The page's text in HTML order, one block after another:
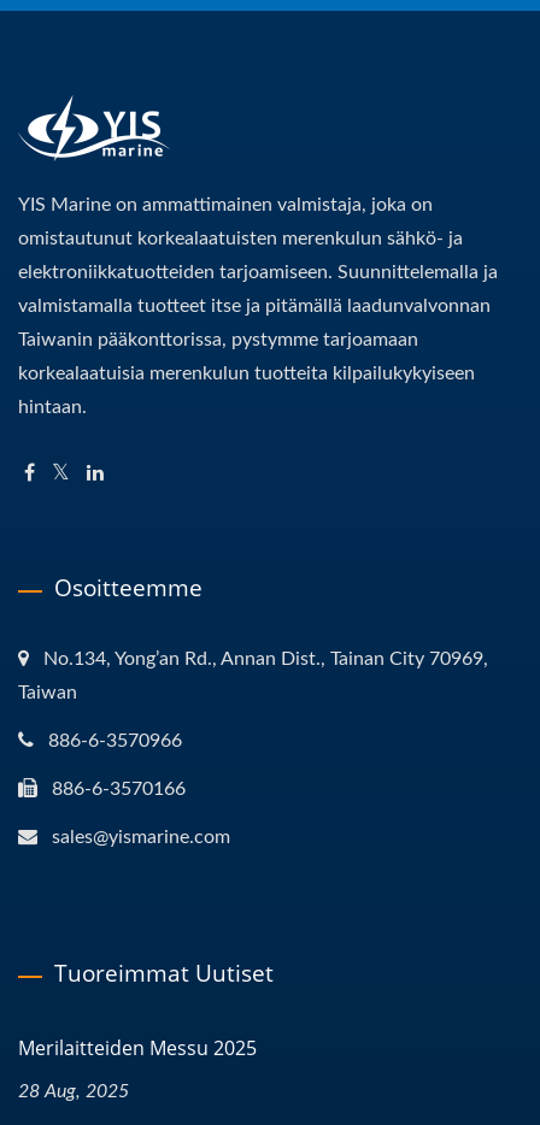
YIS Marine on ammattimainen valmistaja, joka on
omistautunut korkealaatuisten merenkulun sähkö- ja
elektroniikkatuotteiden tarjoamiseen. Suunnittelemalla ja
valmistamalla tuotteet itse ja pitämällä laadunvalvonnan
Taiwanin pääkonttorissa, pystymme tarjoamaan
korkealaatuisia merenkulun tuotteita kilpailukykyiseen
hintaan.
Osoitteemme
No.134, Yong’an Rd., Annan Dist., Tainan City 70969,
Taiwan
886-6-3570966
886-6-3570166
sales@yismarine.com
Tuoreimmat Uutiset
Merilaitteiden Messu 2025
28 Aug, 2025